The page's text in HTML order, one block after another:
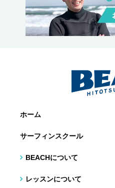
ホーム
サーフィンスクール
BEACHについて
レッスンについて